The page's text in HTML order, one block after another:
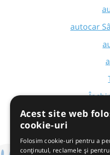
autocar
Acest site web
cookie-uri
Folosim cookie-uri pentru a
conținutul, reclamele și